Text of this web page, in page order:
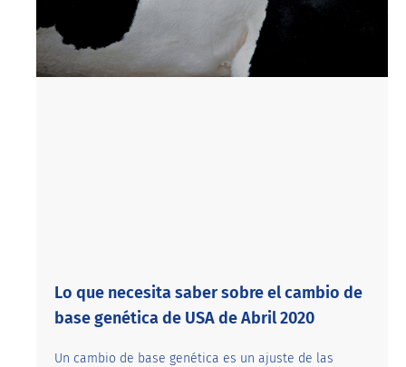
Lo que necesita saber sobre el cambio de
base genética de USA de Abril 2020
Un cambio de base genética es un ajuste de las